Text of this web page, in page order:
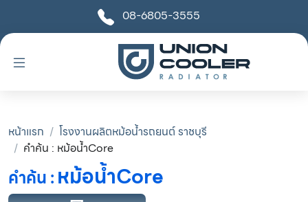
08-6805-3555
หน้าแรก
โรงงานผลิตหม้อน้ำรถยนต์ ราชบุรี
คำค้น : หม้อน้ำCore
คำค้น :หม้อน้ำCore